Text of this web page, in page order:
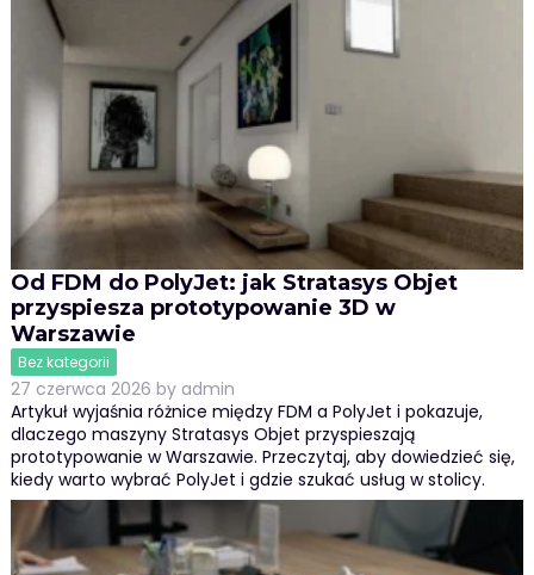
Od FDM do PolyJet: jak Stratasys Objet
przyspiesza prototypowanie 3D w
Warszawie
Bez kategorii
27 czerwca 2026 by admin
Artykuł wyjaśnia różnice między FDM a PolyJet i pokazuje,
dlaczego maszyny Stratasys Objet przyspieszają
prototypowanie w Warszawie. Przeczytaj, aby dowiedzieć się,
kiedy warto wybrać PolyJet i gdzie szukać usług w stolicy.